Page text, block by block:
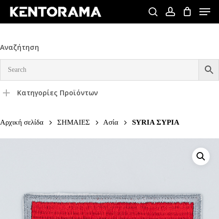
Skip
content
searchaccount
Menu
Αναζήτηση
Κατηγορίες Προϊόντων
Αρχική σελίδα ΣΗΜΑΙΕΣ Ασία SYRIA ΣΥΡΙΑ